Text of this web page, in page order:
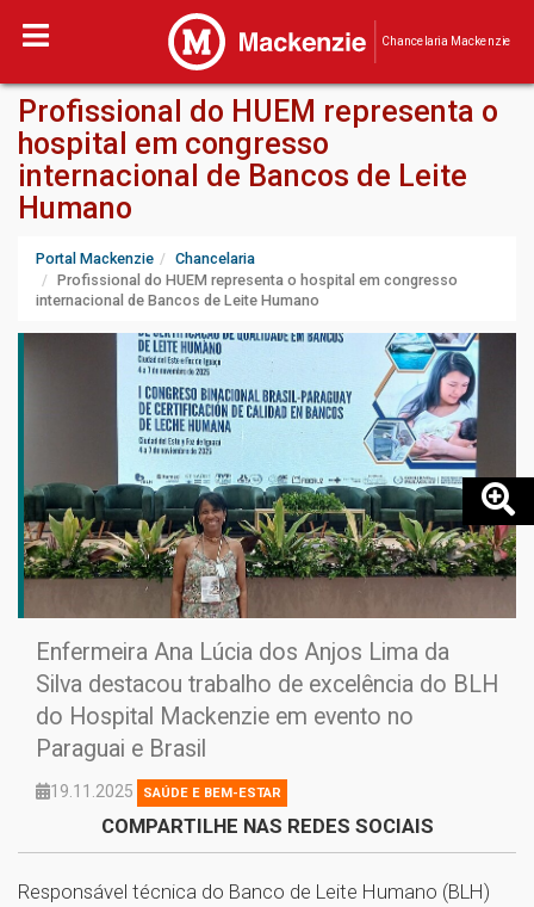
Chancelaria Mackenzie
Profissional do HUEM representa o
hospital em congresso
internacional de Bancos de Leite
Humano
Portal Mackenzie
Chancelaria
Profissional do HUEM representa o hospital em congresso
internacional de Bancos de Leite Humano
Enfermeira Ana Lúcia dos Anjos Lima da
Silva destacou trabalho de excelência do BLH
do Hospital Mackenzie em evento no
Paraguai e Brasil
19.11.2025 SAÚDE E BEM-ESTAR
COMPARTILHE NAS REDES SOCIAIS
Responsável técnica do Banco de Leite Humano (BLH)